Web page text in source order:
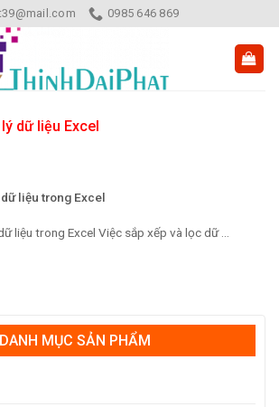
0985 646 869
dữ liệu Excel
DANH MỤC SẢN PHẨM
liệu trong Excel
liệu trong Excel Việc sắp xếp và lọc dữ ...